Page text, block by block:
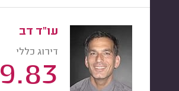
עו"ד דב
דירוג כללי
9.83